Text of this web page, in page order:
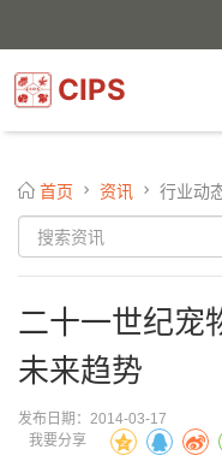
CIPS
首页 资讯 行业动
二十一世纪宠
未来趋势
发布日期：2014-03-17
我要分享